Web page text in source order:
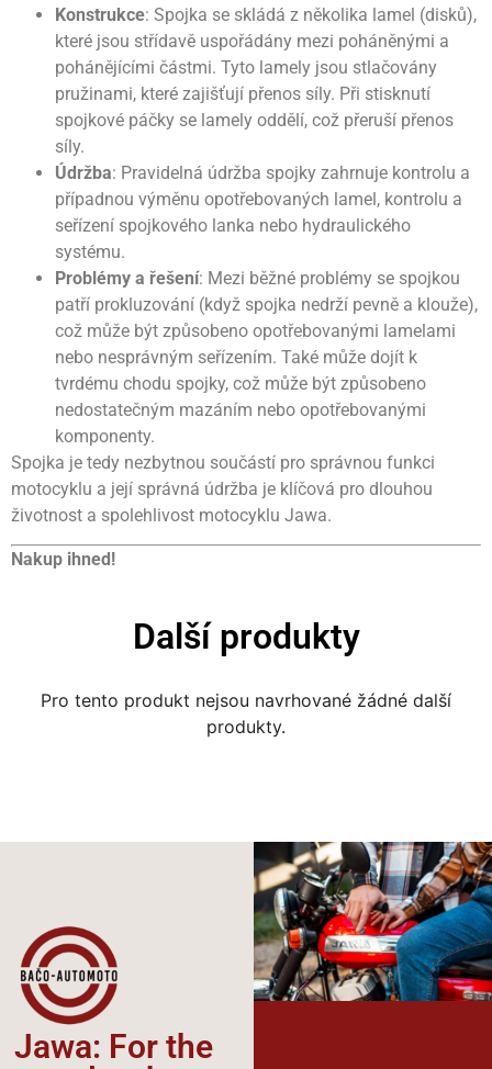
Konstrukce: Spojka se skládá z několika lamel (disků),
které jsou střídavě uspořádány mezi poháněnými a
pohánějícími částmi. Tyto lamely jsou stlačovány
pružinami, které zajišťují přenos síly. Při stisknutí
spojkové páčky se lamely oddělí, což přeruší přenos
síly.
Údržba: Pravidelná údržba spojky zahrnuje kontrolu a
případnou výměnu opotřebovaných lamel, kontrolu a
seřízení spojkového lanka nebo hydraulického
systému.
Problémy a řešení: Mezi běžné problémy se spojkou
patří prokluzování (když spojka nedrží pevně a klouže),
což může být způsobeno opotřebovanými lamelami
nebo nesprávným seřízením. Také může dojít k
tvrdému chodu spojky, což může být způsobeno
nedostatečným mazáním nebo opotřebovanými
komponenty.
Spojka je tedy nezbytnou součástí pro správnou funkci
motocyklu a její správná údržba je klíčová pro dlouhou
životnost a spolehlivost motocyklu Jawa.
Nakup ihned!
Další produkty
Pro tento produkt nejsou navrhované žádné další
produkty.
Jawa: For the